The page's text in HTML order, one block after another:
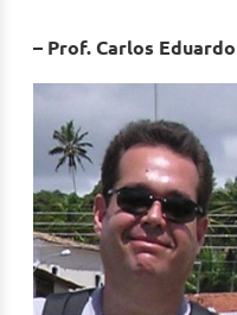
– Prof. Carlos